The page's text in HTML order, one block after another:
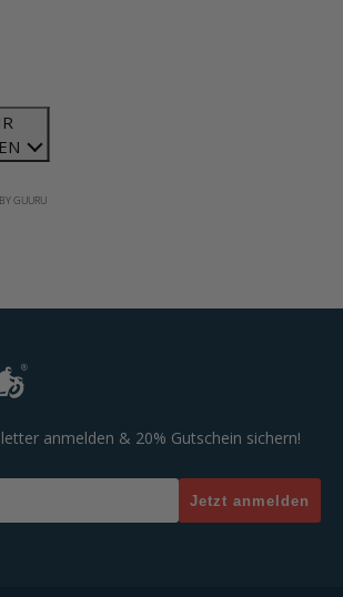
GUURU
anmelden & 20% Gutschein sichern!
Jetzt anmelden